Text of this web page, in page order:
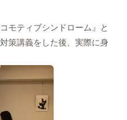
モティブシンドローム』と
策講義をした後、実際に身